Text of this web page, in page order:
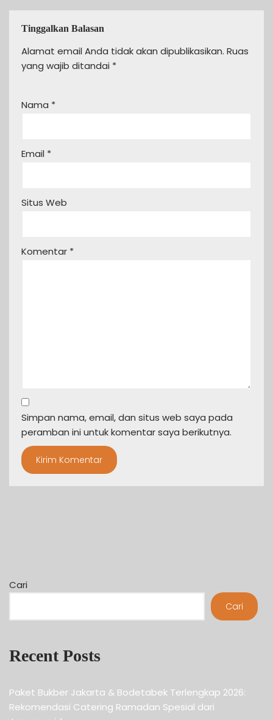
Tinggalkan Balasan
Alamat email Anda tidak akan dipublikasikan. Ruas
yang wajib ditandai *
Nama *
Email *
Situs Web
Komentar *
Simpan nama, email, dan situs web saya pada
peramban ini untuk komentar saya berikutnya.
Cari
Cari
Recent Posts
Paket Bukber Jakarta & Bodetabek Terlengkap 2026:
Rekomendasi Catering Ramadan Spesial dari